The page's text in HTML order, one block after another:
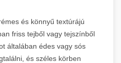
és könnyű textúrájú
friss tejből vagy tejszínből
általában édes vagy sós
és széles körben